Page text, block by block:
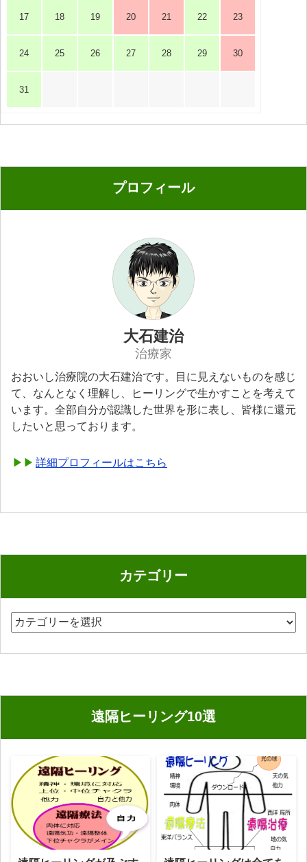
17 18 19 20 21 22 23
24 25 26 27 28 29 30
31
プロフィール
大石建治
治療家
おおいし治療院の大石建治です。目に見えないものを感じ
て、なんとなく理解し、ヒーリングで生かすことを考えて
います。全部自分が認識した世界を形に表し、皆様に還元
したいと思っております。
詳細プロフィールはこちら
カテゴリー
カ
ー
遠隔ヒーリング10選